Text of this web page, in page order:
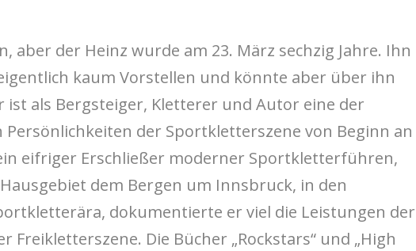
aber der Heinz wurde am 23. März sechzig Jahre. Ihn
kaum Vorstellen und könnte aber über ihn
ist als Bergsteiger, Kletterer und Autor eine der
Persönlichkeiten der Sportkletterszene von Beginn an
eifriger Erschließer moderner Sportkletterführen,
dem Bergen um Innsbruck, in den
dokumentierte er viel die Leistungen der
Freikletterszene. Die Bücher „Rockstars“ und „High